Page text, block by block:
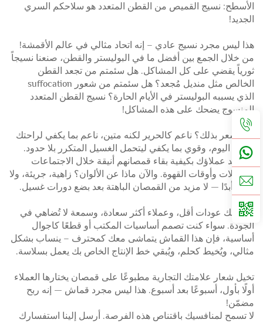
الأسطح: نسيج القميص من القطن المتعدد هو سلاحكم السري
الجديد!
هذا ليس مجرد نسيج عادي – إنه اتحاد مثالي في عالم الأقمشة!
من خلال الجمع بين أفضل ما في البوليستر والقطن، صنعنا نسيجاً
ثورياً يقضي على كل المشاكل. هل سئمتم من تجعد القطن
الخالص مثل منديل مُجعد؟ هل سئمتم من شعور suffocation
الذي يسببه البوليستر في الأيام الحارة؟ نسيج القطن المتعدد
المنسوج يضحك على هذه المشاكل!
هل تشعر بذلك؟ ناعم كالحرير لكنه متين، ناعم بما يكفي لراحتك
طوال اليوم، وقوي بما يكفي ليتحمل الغسيل المتكرر بلا حدود.
سيُشيد عملاؤك بكيفية بقاء قمصانهم أنيقة خلال الاجتماعات
والتنقلات وأوقات القهوة. والآن ماذا عن الألوان؟ زاهية، جريئة، ولا
تبهت أبدًا — لا مزيد من القمصان الباهتة بعد بضع دورات غسيل.
يعني لك عودات أقل، وعملاء أكثر سعادة، وسمعة لا تُضاهي في
الجودة. سواء كنت تصمم أساسيات المكتب أو قطعًا كاجوال
أساسية، فإن هذا القماش يتماشى معك كمحترف – ينساب بشكل
مثالي، ويُخيط كحلم، ويُبقي خط الإنتاج الخاص بك يعمل بسلاسة.
تخيل شعار علامتك التجارية مطبوعًا على قمصان يختارها العملاء
أولًا بأول، أسبوعًا بعد أسبوع. هذا ليس مجرد قماش — إنه ربح
مضمّن!
لا تسمح لمنافسيك باقتناص هذه الفرصة. أرسل إلينا استفسارك